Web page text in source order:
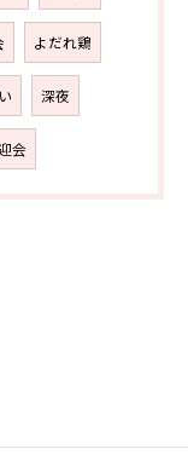
よだれ鶏
深夜
会